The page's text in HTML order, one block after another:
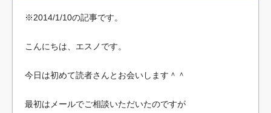
※2014/1/10の記事です。
こんにちは、エスノです。
今日は初めて読者さんとお会いします＾＾
最初はメールでご相談いただいたのですが